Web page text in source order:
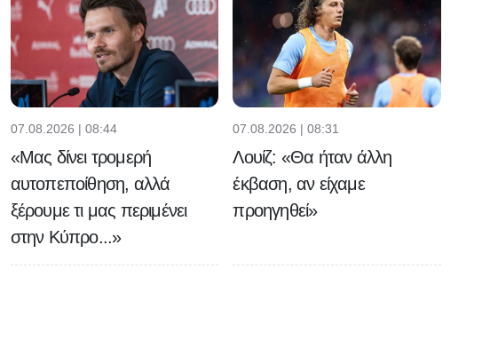
07.08.2026 | 08:44
«Μας δίνει τρομερή
αυτοπεποίθηση, αλλά
ξέρουμε τι μας περιμένει
στην Κύπρο...»
07.08.2026 | 08:31
Λουίζ: «Θα ήταν άλλη
έκβαση, αν είχαμε
προηγηθεί»